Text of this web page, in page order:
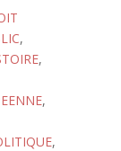
,
,
,
,